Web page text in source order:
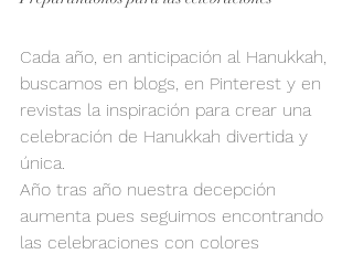
Cada año, en anticipación al Hanukkah,
buscamos en blogs, en Pinterest y en
revistas la inspiración para crear una
celebración de Hanukkah divertida y
única.
Año tras año nuestra decepción
aumenta pues seguimos encontrando
las celebraciones con colores